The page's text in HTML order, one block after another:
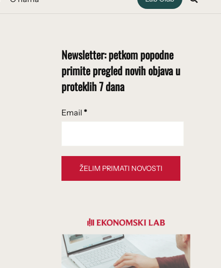
Newsletter: petkom popodne
primite pregled novih objava u
proteklih 7 dana
Email *